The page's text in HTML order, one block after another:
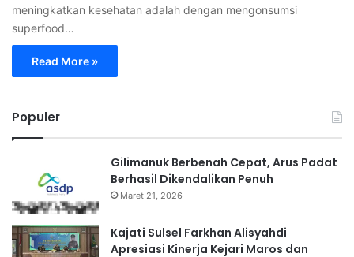
meningkatkan kesehatan adalah dengan mengonsumsi
superfood…
Read More »
Populer
Gilimanuk Berbenah Cepat, Arus Padat
Berhasil Dikendalikan Penuh
Maret 21, 2026
Kajati Sulsel Farkhan Alisyahdi
Apresiasi Kinerja Kejari Maros dan